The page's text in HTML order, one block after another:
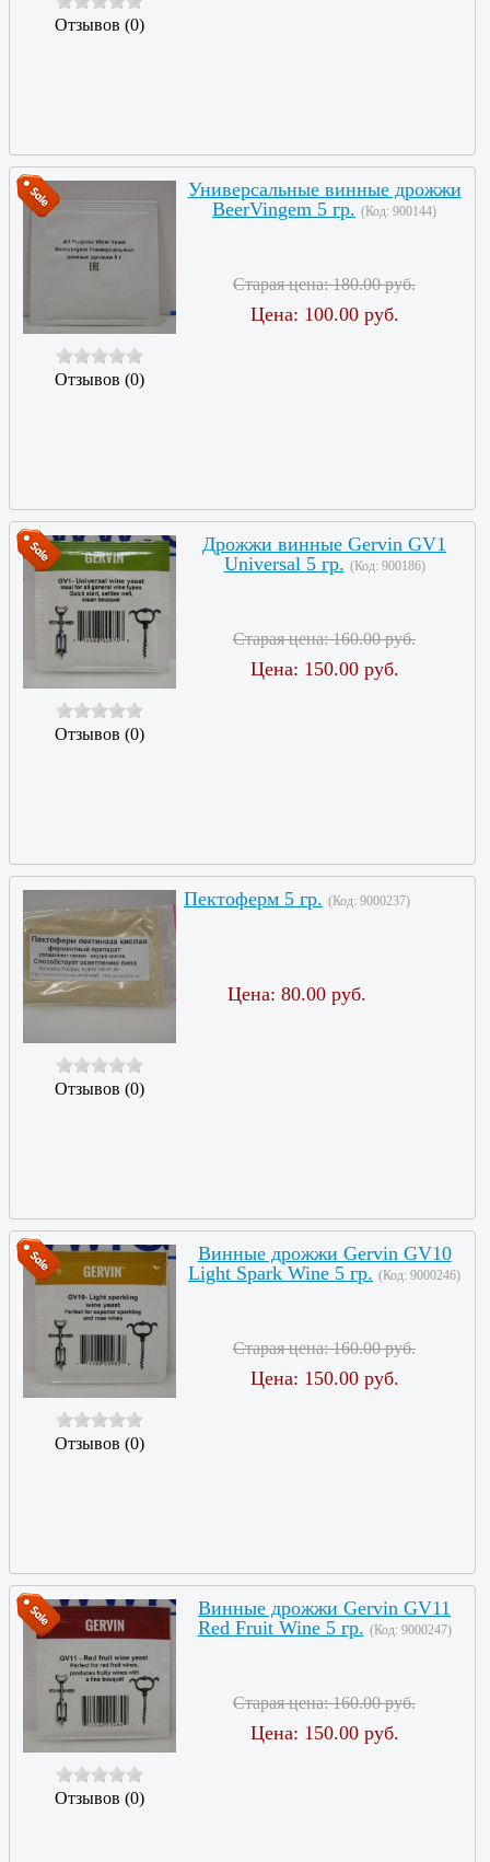
Отзывов (0)
Отзывов (0)
Универсальные винные дрожжи
BeerVingem 5 гр. (Код: 900144)
Старая цена:180.00 руб.
Цена: 100.00 руб.
Отзывов (0)
Дрожжи винные Gervin GV1
Universal 5 гр. (Код: 900186)
Старая цена:160.00 руб.
Цена: 150.00 руб.
Отзывов (0)
Пектоферм 5 гр. (Код: 9000237)
Цена: 80.00 руб.
Отзывов (0)
Винные дрожжи Gervin GV10
Light Spark Wine 5 гр. (Код: 9000246)
Старая цена:160.00 руб.
Цена: 150.00 руб.
Отзывов (0)
Винные дрожжи Gervin GV11
Red Fruit Wine 5 гр. (Код: 9000247)
Старая цена:160.00 руб.
Цена: 150.00 руб.